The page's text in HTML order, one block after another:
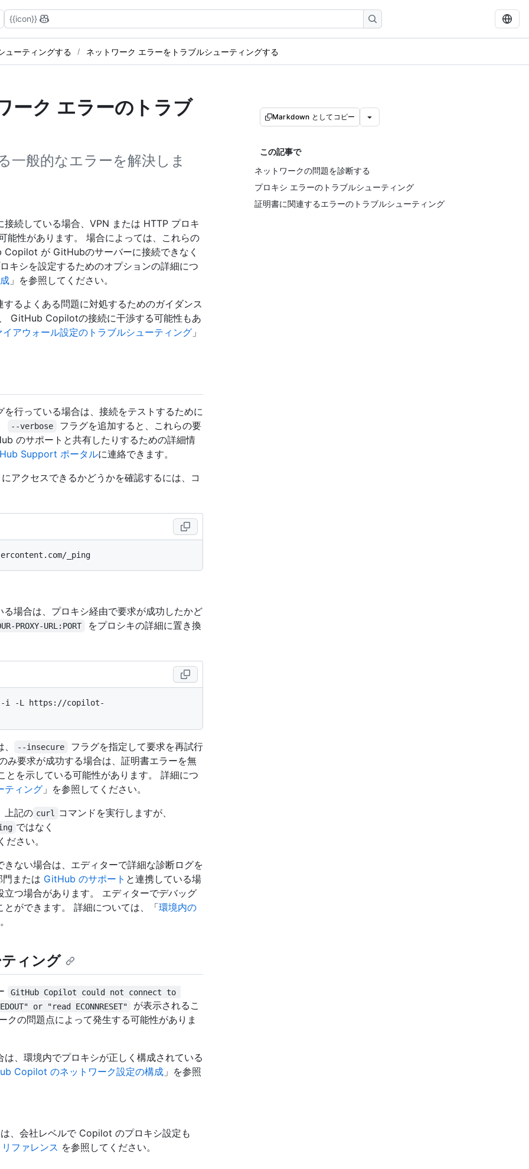
{{icon}}
ューティングする ネットワーク エラーをトラブルシューティングする
ーク エラーのトラブ
一般的なエラーを解決しま
Markdown としてコピー
この記事で
ネットワークの問題を診断する
プロキシ エラーのトラブルシューティング
証明書に関連するエラーのトラブルシューティング
続している場合、VPN または HTTP プロキ
能性があります。 場合によっては、これらの
が GitHubのサーバーに接続できなく
シを設定するためのオプションの詳細につ
」を参照してください。
るよくある問題に対処するためのガイダンス
GitHub Copilotの接続に干渉する可能性もあ
アウォール設定のトラブルシューティング 」
行っている場合は、接続をテストするために
--verbose
フラグを追加すると、これらの要
のサポートと共有したりするための詳細情
Support ポータルに連絡できます。
アクセスできるかどうかを確認するには、コ
場合は、プロキシ経由で要求が成功したかど
PROXY-URL:PORT をプロシキの詳細に置き換
-i -L https://copilot-
--insecure
フラグを指定して要求を再試行
み要求が成功する場合は、証明書エラーを無
を示している可能性があります。 詳細につ
ティング 」を参照してください。
上記の curl コマンドを実行しますが、
ではなく
ださい。
ない場合は、エディターで詳細な診断ログを
または GitHub のサポート と連携している場
つ場合があります。 エディターでデバッグ
ができます。 詳細については、「環境内の
ィング
GitHub Copilot could not connect to
or "read ECONNRESET"
が表示されるこ
の問題点によって発生する可能性がありま
、環境内でプロキシが正しく構成されている
Copilot のネットワーク設定の構成 」を参照
、会社レベルで Copilot のプロキシ設定も
ファレンス を参照してください。